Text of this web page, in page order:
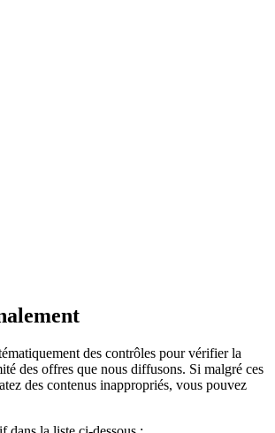
des contrôles pour vérifier la
des offres que nous diffusons. Si malgré ces
des contenus inappropriés, vous pouvez